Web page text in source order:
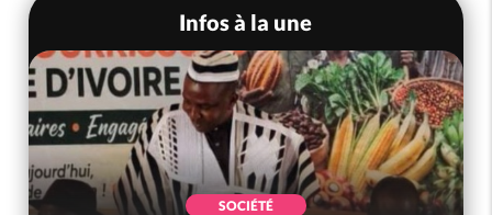
Infos à la une
SOCIÉTÉ